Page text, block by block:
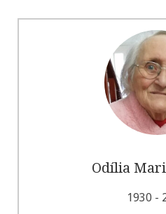
Odília
1930 -